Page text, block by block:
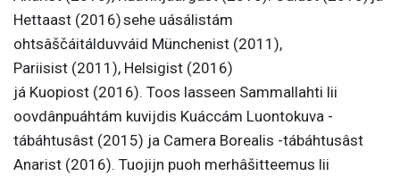
Hettaast (2016) sehe uásálistám
ohtsâščáitálduvváid Münchenist (2011),
Pariisist (2011), Helsigist (2016)
já Kuopiost (2016). Toos lasseen Sammallahti lii
oovdânpuáhtám kuvijdis Kuáccám Luontokuva -
tábáhtusâst (2015) ja Camera Borealis -tábáhtusâst
Anarist (2016). Tuojijn puoh merhâšitteemus lii